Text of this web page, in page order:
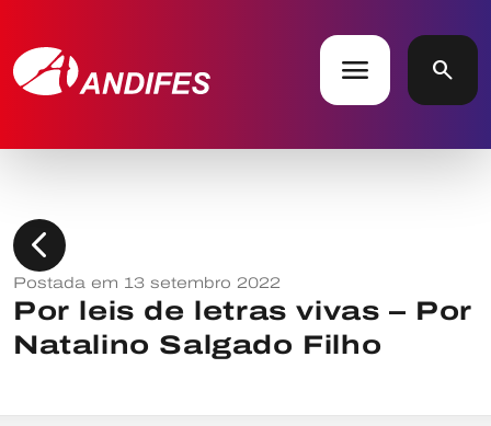
menu search
chevron_left
Postada em 13 setembro 2022
Por leis de letras vivas – Por
Natalino Salgado Filho